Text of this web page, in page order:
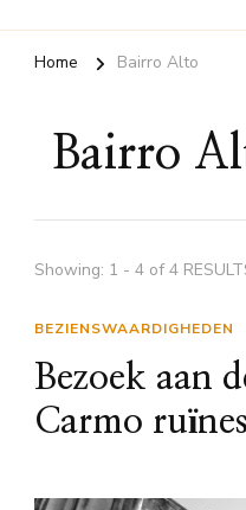
Home Bairro Alto
Bairro
Showing: 1 - 4 of 4
BEZIENSWAARDIGHEDEN
Bezoek aan
Carmo